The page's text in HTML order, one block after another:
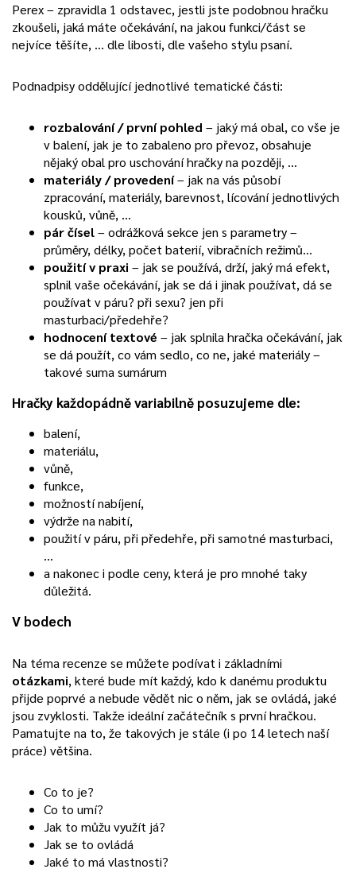
Perex – zpravidla 1 odstavec, jestli jste podobnou hračku
zkoušeli, jaká máte očekávání, na jakou funkci/část se
nejvíce těšíte, … dle libosti, dle vašeho stylu psaní.
Podnadpisy oddělující jednotlivé tematické části:
rozbalování / první pohled – jaký má obal, co vše je
v balení, jak je to zabaleno pro převoz, obsahuje
nějaký obal pro uschování hračky na později, …
materiály / provedení– jak na vás působí
zpracování, materiály, barevnost, lícování jednotlivých
kousků, vůně, …
pár čísel– odrážková sekce jen s parametry –
průměry, délky, počet baterií, vibračních režimů…
použití v praxi – jak se používá, drží, jaký má efekt,
splnil vaše očekávání, jak se dá i jinak používat, dá se
používat v páru? při sexu? jen při
masturbaci/předehře?
hodnocení textové – jak splnila hračka očekávání, jak
se dá použít, co vám sedlo, co ne, jaké materiály –
takové suma sumárum
Hračky každopádně variabilně posuzujeme dle:
balení,
materiálu,
vůně,
funkce,
možností nabíjení,
výdrže na nabití,
použití v páru, při předehře, při samotné masturbaci,
…
a nakonec i podle ceny, která je pro mnohé taky
důležitá.
V bodech
Na téma recenze se můžete podívat i základními
otázkami, které bude mít každý, kdo k danému produktu
přijde poprvé a nebude vědět nic o něm, jak se ovládá, jaké
jsou zvyklosti. Takže ideální začátečník s první hračkou.
Pamatujte na to, že takových je stále (i po 14 letech naší
práce) většina.
Co to je?
Co to umí?
Jak to můžu využít já?
Jak se to ovládá
Jaké to má vlastnosti?